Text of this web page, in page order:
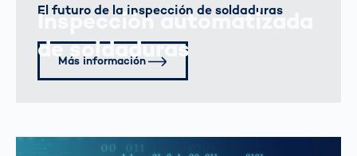
Inspección automatizada
de soldaduras
El futuro de la inspección de soldaduras
Más información